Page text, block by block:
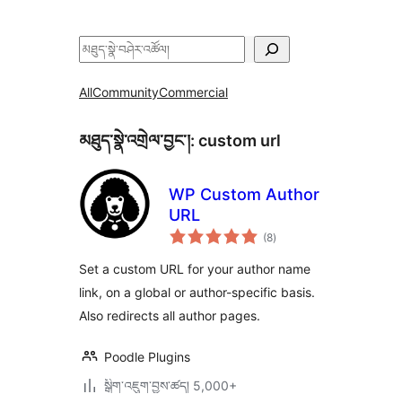
བཤེར་
AllCommunityCommercial
མཐུད་སྣེ་འགྲེལ་བྱང་།: custom url
WP Custom Author
URL
(8གདེང་
འཇོག་
ཚང་།
)
Set a custom URL for your author name
link, on a global or author-specific basis.
Also redirects all author pages.
Poodle Plugins
སྒྲིག་འཇུག་བྱས་ཚད། 5,000+